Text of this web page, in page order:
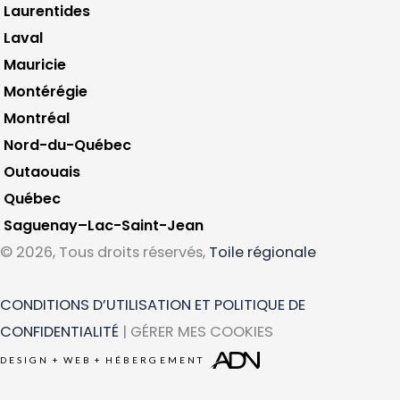
Laurentides
Laval
Mauricie
Montérégie
Montréal
Nord-du-Québec
Outaouais
Québec
Saguenay–Lac-Saint-Jean
© 2026, Tous droits réservés, Toile régionale
CONDITIONS D’UTILISATION ET POLITIQUE DE
CONFIDENTIALITÉ | GÉRER MES COOKIES
DESIGN + WEB + HÉBERGEMENT